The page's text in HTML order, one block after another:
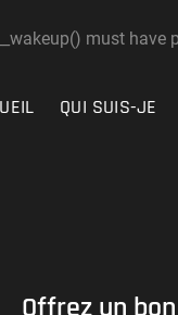
must have
DUSSOL
QUI SUIS-JE